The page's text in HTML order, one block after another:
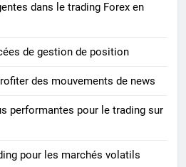
dans le trading Forex en
de gestion de position
des mouvements de news
performantes pour le trading sur
pour les marchés volatils